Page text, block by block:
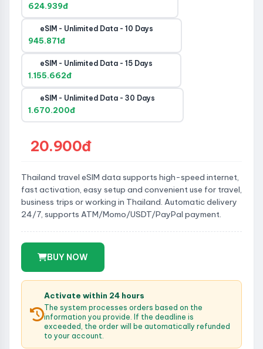
624.939đ
eSIM - Unlimited Data - 10 Days
945.871đ
eSIM - Unlimited Data - 15 Days
1.155.662đ
eSIM - Unlimited Data - 30 Days
1.670.200đ
20.900đ
Thailand travel eSIM data supports high-speed internet,
fast activation, easy setup and convenient use for travel,
business trips or working in Thailand. Automatic delivery
24/7, supports ATM/Momo/USDT/PayPal payment.
BUY NOW
Activate within 24 hours
The system processes orders based on the
information you provide. If the deadline is
exceeded, the order will be automatically refunded
to your account.